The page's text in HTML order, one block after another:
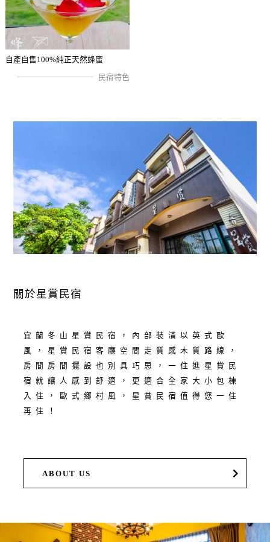
自產自售100%純正天然蜂蜜
民宿特色
關於星賞民宿
宜蘭冬山星賞民宿，內部裝潢以英式歐
風，星賞民宿客廳空間走質感木質路線，
房間房間擺設也別具巧思，一住進星賞民
宿就讓人感到舒適，更適合全家大小包棟
入住，歐式鄉村風，星賞民宿值得您一住
再住！
ABOUT US